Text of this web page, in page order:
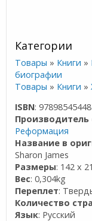
Категории
Товары » Книги »
биографии
Товары » Книги »
ISBN:
Производитель
Реформация
Название в
Sharon James
Размеры: 142 x
Вес: 0,304kg
Переплет:
Количество
Язык: Русский